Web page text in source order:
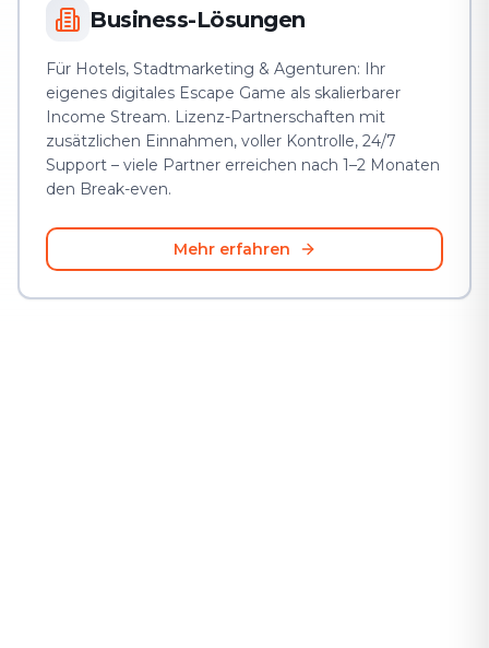
Business-Lösungen
Für Hotels, Stadtmarketing & Agenturen: Ihr
eigenes digitales Escape Game als skalierbarer
Income Stream. Lizenz-Partnerschaften mit
zusätzlichen Einnahmen, voller Kontrolle, 24/7
Support – viele Partner erreichen nach 1–2 Monaten
den Break-even.
Mehr erfahren